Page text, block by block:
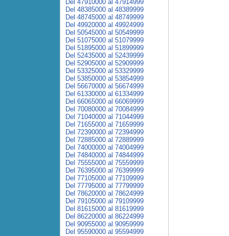
Del 47910000 al 47914999
Del 48385000 al 48389999
Del 48745000 al 48749999
Del 49920000 al 49924999
Del 50545000 al 50549999
Del 51075000 al 51079999
Del 51895000 al 51899999
Del 52435000 al 52439999
Del 52905000 al 52909999
Del 53325000 al 53329999
Del 53850000 al 53854999
Del 56670000 al 56674999
Del 61330000 al 61334999
Del 66065000 al 66069999
Del 70080000 al 70084999
Del 71040000 al 71044999
Del 71655000 al 71659999
Del 72390000 al 72394999
Del 72885000 al 72889999
Del 74000000 al 74004999
Del 74840000 al 74844999
Del 75555000 al 75559999
Del 76395000 al 76399999
Del 77105000 al 77109999
Del 77795000 al 77799999
Del 78620000 al 78624999
Del 79105000 al 79109999
Del 81615000 al 81619999
Del 86220000 al 86224999
Del 90955000 al 90959999
Del 95590000 al 95594999